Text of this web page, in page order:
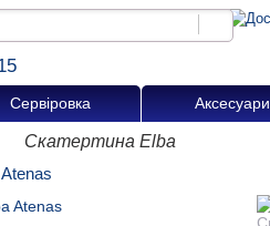
Сервіровка Аксесуари
Скатертина Elba